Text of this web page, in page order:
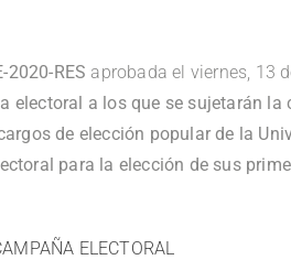
2020-RES aprobada el viernes, 13
electoral a los que se sujetarán
de elección popular de la
para la elección de sus
ELECTORAL